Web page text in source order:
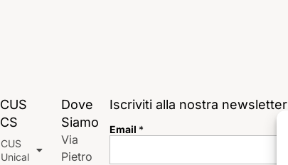
CUS
CS
CUS
Unical
Dove
Siamo
Via
Pietro
Iscriviti alla nostra newsletter
Email *